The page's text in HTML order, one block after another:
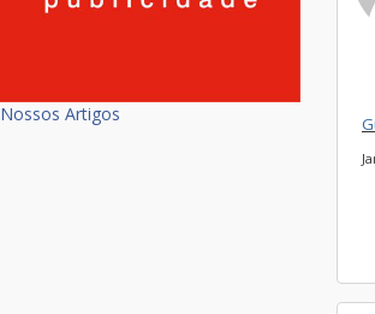
Nossos Artigos